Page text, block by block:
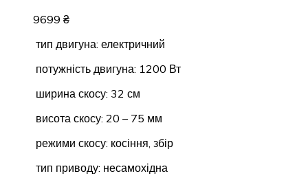
9699 ₴
тип двигуна: електричний
потужність двигуна: 1200 Вт
ширина скосу: 32 см
висота скосу: 20 – 75 мм
режими скосу: косіння, збір
тип приводу: несамохідна